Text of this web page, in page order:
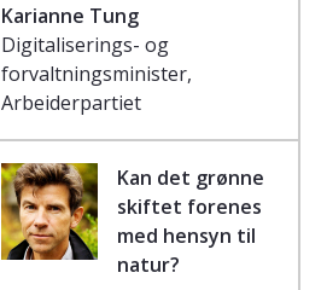
Karianne Tung
Digitaliserings- og
forvaltningsminister,
Arbeiderpartiet
Kan det grønne
skiftet forenes
med hensyn til
natur?